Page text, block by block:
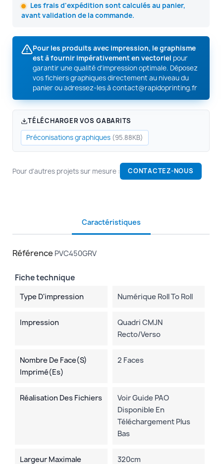
Les frais d'expédition sont calculés au panier,
avant validation de la commande.
Pour les produits avec impression, le graphisme
est à fournir impérativement en vectoriel pour
garantir une qualité d'impression optimale. Déposez
vos fichiers graphiques directement au niveau du
panier ou adressez-les àcontact@rapidoprinting.fr
TÉLÉCHARGER VOS GABARITS
Préconisations graphiques (95.88KB)
Pour d'autres projets sur mesure : CONTACTEZ-NOUS
Caractéristiques
Référence PVC450GRV
Fiche technique
Type D'impression Numérique Roll To Roll
Impression
Quadri CMJN
Recto/verso
Nombre De Face(s)
Imprimé(es)
2 Faces
Réalisation Des Fichiers
Voir Guide PAO
Disponible En
Téléchargement Plus
Bas
Largeur Maximale 320cm